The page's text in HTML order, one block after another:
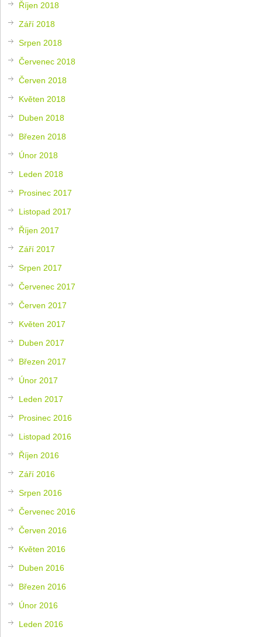
Říjen 2018
Září 2018
Srpen 2018
Červenec 2018
Červen 2018
Květen 2018
Duben 2018
Březen 2018
Únor 2018
Leden 2018
Prosinec 2017
Listopad 2017
Říjen 2017
Září 2017
Srpen 2017
Červenec 2017
Červen 2017
Květen 2017
Duben 2017
Březen 2017
Únor 2017
Leden 2017
Prosinec 2016
Listopad 2016
Říjen 2016
Září 2016
Srpen 2016
Červenec 2016
Červen 2016
Květen 2016
Duben 2016
Březen 2016
Únor 2016
Leden 2016